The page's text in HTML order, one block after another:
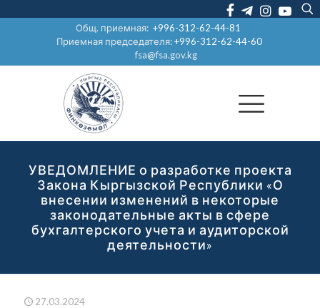
Общ. приемная:+996-312-62-44-81
Приемная председателя:+996-312-62-44-60
fsa@fsa.gov.kg
УВЕДОМЛЕНИЕ о разработке проекта
Закона Кыргызской Республики «О
внесении изменений в некоторые
законодательные акты в сфере
бухгалтерского учета и аудиторской
деятельности»
27.03.2024